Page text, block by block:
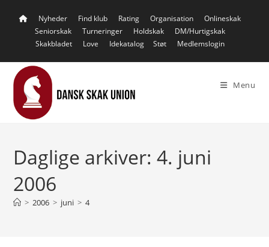
Nyheder Find klub Rating Organisation
Onlineskak
Seniorskak
Turneringer Holdskak
DM/Hurtigskak
Skakbladet
Love Idekatalog Støt Medlemslogin
Menu
Daglige arkiver: 4. juni
2006
> 2006 > juni > 4